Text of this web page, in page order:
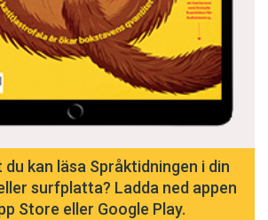
du kan läsa Språktidningen i din
surfplatta? Ladda ned appen
Store eller Google Play.